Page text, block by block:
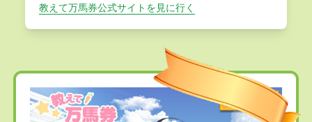
教えて万馬券公式サイトを見に行く